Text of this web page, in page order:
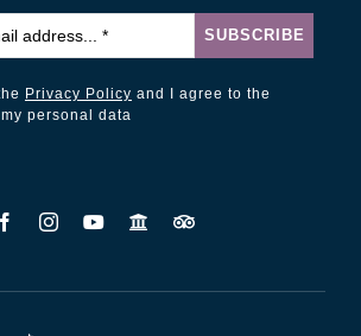
SUBSCRIBE
Privacy Policy and I agree to the
personal data